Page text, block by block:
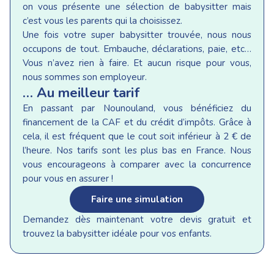
on vous présente une sélection de babysitter mais
c’est vous les parents qui la choisissez.
Une fois votre super babysitter trouvée, nous nous
occupons de tout. Embauche, déclarations, paie, etc…
Vous n’avez rien à faire. Et aucun risque pour vous,
nous sommes son employeur.
… Au meilleur tarif
En passant par Nounouland, vous bénéficiez du
financement de la CAF et du crédit d’impôts. Grâce à
cela, il est fréquent que le cout soit inférieur à 2 € de
l’heure. Nos tarifs sont les plus bas en France. Nous
vous encourageons à comparer avec la concurrence
pour vous en assurer !
Faire une simulation
Demandez dès maintenant votre devis gratuit et
trouvez la babysitter idéale pour vos enfants.